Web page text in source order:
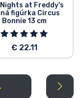
Nights at Freddy's
figúrka Circus
Bonnie 13 cm
€ 22.11